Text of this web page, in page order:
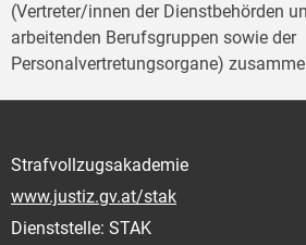
(Vertreter/innen der Dienstbehörden
arbeitenden Berufsgruppen sowie der
Personalvertretungsorgane)
Strafvollzugsakademie
www.justiz.gv.at/stak
Dienststelle: STAK